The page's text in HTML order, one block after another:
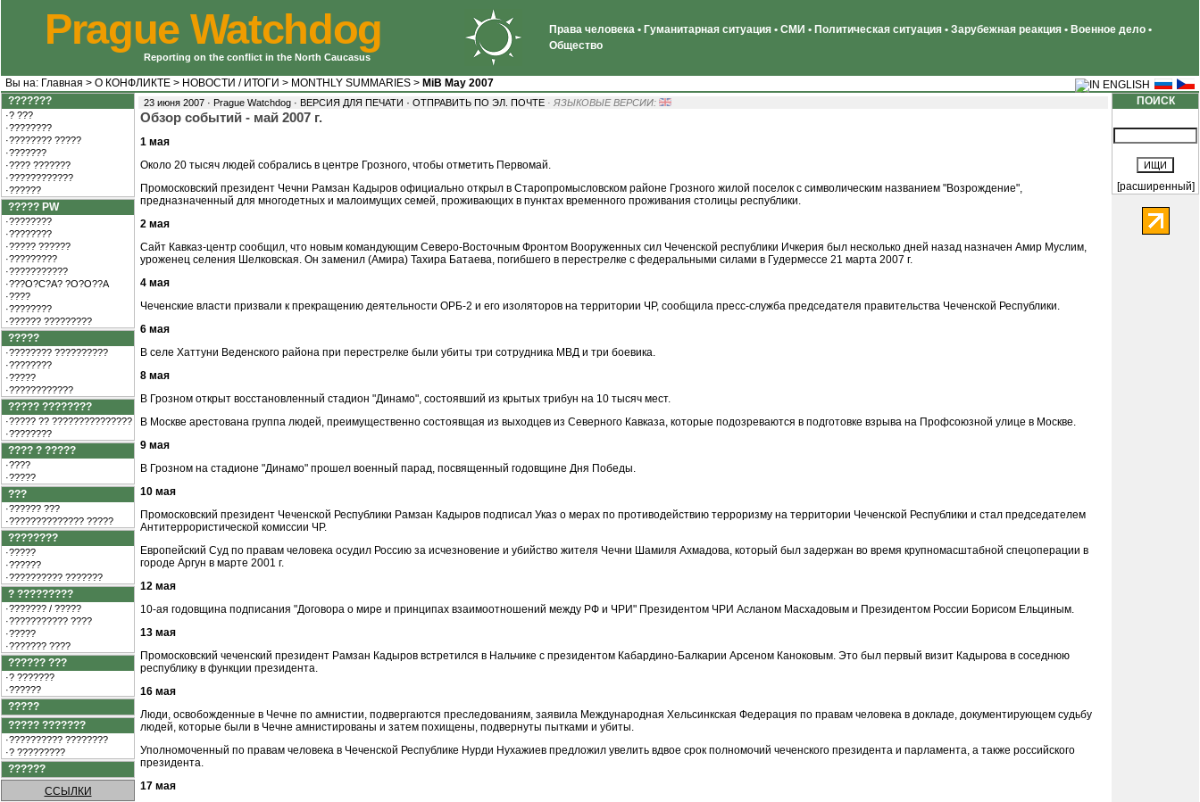
Prague Watchdog
Reporting on the conflict in the North Caucasus
Права человека • Гуманитарная ситуация • СМИ • Политическая ситуация • Зарубежная реакция • Военное дело •
Общество
Вы на: Главная > О КОНФЛИКТЕ > НОВОСТИ / ИТОГИ > MONTHLY SUMMARIES > MiB May 2007
???????
·? ???
·????????
·???????? ?????
·???????
·???? ???????
·????????????
·??????
????? PW
·????????
·????????
·????? ??????
·?????????
·???????????
·???O?C?A? ?O?O??A
·????
·????????
·?????? ?????????
?????
·???????? ??????????
·????????
·?????
·????????????
????? ????????
·????? ?? ???????????????
·????????
???? ? ?????
·????
·?????
???
·?????? ???
·?????????????? ?????
????????
·?????
·??????
·?????????? ???????
? ?????????
·??????? / ?????
·??????????? ????
·?????
·??????? ????
?????? ???
·? ???????
·??????
?????
????? ???????
·?????????? ????????
·? ?????????
??????
ССЫЛКИ
23 июня 2007 · Prague Watchdog · ВЕРСИЯ ДЛЯ ПЕЧАТИ · ОТПРАВИТЬ ПО ЭЛ. ПОЧТЕ · ЯЗЫКОВЫЕ ВЕРСИИ:
Обзор событий - май 2007 г.
1 мая
Около 20 тысяч людей собрались в центре Грозного, чтобы отметить Первомай.
Промосковский президент Чечни Рамзан Кадыров официально открыл в Старопромысловском районе Грозного жилой поселок с символическим названием "Возрождение",
предназначенный для многодетных и малоимущих семей, проживающих в пунктах временного проживания столицы республики.
2 мая
Сайт Кавказ-центр сообщил, что новым командующим Северо-Восточным Фронтом Вооруженных сил Чеченской республики Ичкерия был несколько дней назад назначен Амир Муслим,
уроженец селения Шелковская. Он заменил (Амира) Тахира Батаева, погибшего в перестрелке с федеральными силами в Гудермессе 21 марта 2007 г.
4 мая
Чеченские власти призвали к прекращению деятельности ОРБ-2 и его изоляторов на территории ЧР, сообщила пресс-служба председателя правительства Чеченской Республики.
6 мая
В селе Хаттуни Веденского района при перестрелке были убиты три сотрудника МВД и три боевика.
8 мая
В Грозном открыт восстановленный стадион "Динамо", состоявший из крытых трибун на 10 тысяч мест.
В Москве арестована группа людей, преимущественно состоявщая из выходцев из Северного Кавказа, которые подозреваются в подготовке взрыва на Профсоюзной улице в Москве.
9 мая
В Грозном на стадионе "Динамо" прошел военный парад, посвященный годовщине Дня Победы.
10 мая
Промосковский президент Чеченской Республики Рамзан Кадыров подписал Указ о мерах по противодействию терроризму на территории Чеченской Республики и стал председателем
Антитеррористической комиссии ЧР.
Европейский Суд по правам человека осудил Россию за исчезновение и убийство жителя Чечни Шамиля Ахмадова, который был задержан во время крупномасштабной спецоперации в
городе Аргун в марте 2001 г.
12 мая
10-ая годовщина подписания "Договора о мире и принципах взаимоотношений между РФ и ЧРИ" Президентом ЧРИ Асланом Масхадовым и Президентом России Борисом Ельциным.
13 мая
Промосковский чеченский президент Рамзан Кадыров встретился в Нальчике с президентом Кабардино-Балкарии Арсеном Каноковым. Это был первый визит Кадырова в соседнюю
республику в функции президента.
16 мая
Люди, освобожденные в Чечне по амнистии, подвергаются преследованиям, заявила Международная Хельсинкская Федерация по правам человека в докладе, документирующем судьбу
людей, которые были в Чечне амнистированы и затем похищены, подвернуты пытками и убиты.
Уполномоченный по правам человека в Чеченской Республике Нурди Нухажиев предложил увелить вдвое срок полномочий чеченского президента и парламента, а также российского
президента.
17 мая
ПОИСК
[расширенный]